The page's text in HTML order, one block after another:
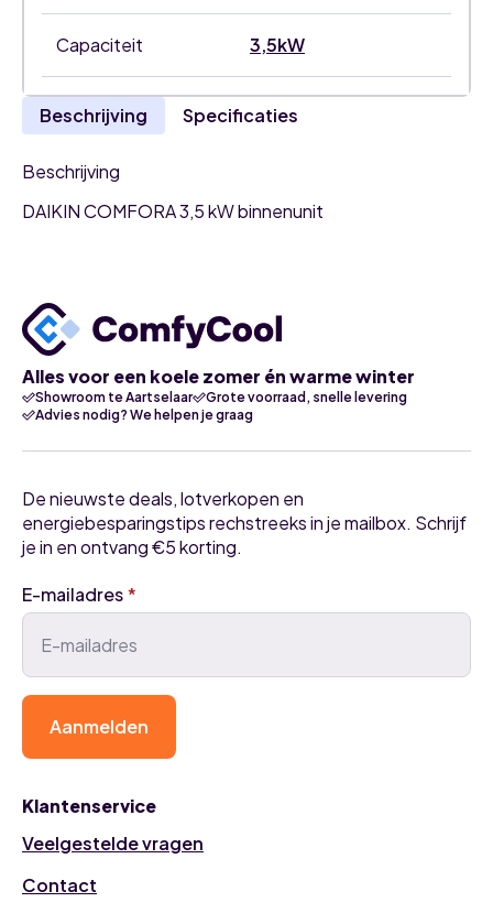
Capaciteit 3,5kW
Beschrijving Specificaties
Beschrijving
DAIKIN COMFORA 3,5 kW binnenunit
Alles voor een koele zomer én warme winter
Showroom te Aartselaar
Grote voorraad, snelle levering
Advies nodig? We helpen je graag
Klantenservice
Veelgestelde vragen
Contact
De nieuwste deals, lotverkopen en
energiebesparingstips rechstreeks in je mailbox. Schrijf
je in en ontvang €5 korting.
E-mailadres*
Aanmelden